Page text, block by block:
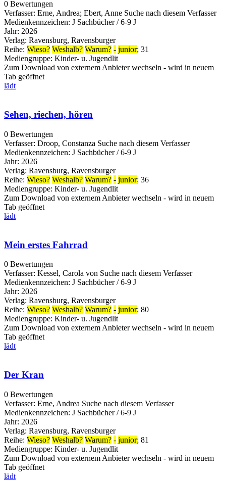
0 Bewertungen
Verfasser: Erne, Andrea; Ebert, Anne Suche nach diesem Verfasser
Medienkennzeichen: J Sachbücher / 6-9 J
Jahr: 2026
Verlag: Ravensburg, Ravensburger
Reihe: Wieso? Weshalb? Warum? - junior; 31
Mediengruppe: Kinder- u. Jugendlit
Zum Download von externem Anbieter wechseln - wird in neuem
Tab geöffnet
lädt
Sehen, riechen, hören
0 Bewertungen
Verfasser: Droop, Constanza Suche nach diesem Verfasser
Medienkennzeichen: J Sachbücher / 6-9 J
Jahr: 2026
Verlag: Ravensburg, Ravensburger
Reihe: Wieso? Weshalb? Warum? - junior; 36
Mediengruppe: Kinder- u. Jugendlit
Zum Download von externem Anbieter wechseln - wird in neuem
Tab geöffnet
lädt
Mein erstes Fahrrad
0 Bewertungen
Verfasser: Kessel, Carola von Suche nach diesem Verfasser
Medienkennzeichen: J Sachbücher / 6-9 J
Jahr: 2026
Verlag: Ravensburg, Ravensburger
Reihe: Wieso? Weshalb? Warum? - junior; 80
Mediengruppe: Kinder- u. Jugendlit
Zum Download von externem Anbieter wechseln - wird in neuem
Tab geöffnet
lädt
Der Kran
0 Bewertungen
Verfasser: Erne, Andrea Suche nach diesem Verfasser
Medienkennzeichen: J Sachbücher / 6-9 J
Jahr: 2026
Verlag: Ravensburg, Ravensburger
Reihe: Wieso? Weshalb? Warum? - junior; 81
Mediengruppe: Kinder- u. Jugendlit
Zum Download von externem Anbieter wechseln - wird in neuem
Tab geöffnet
lädt